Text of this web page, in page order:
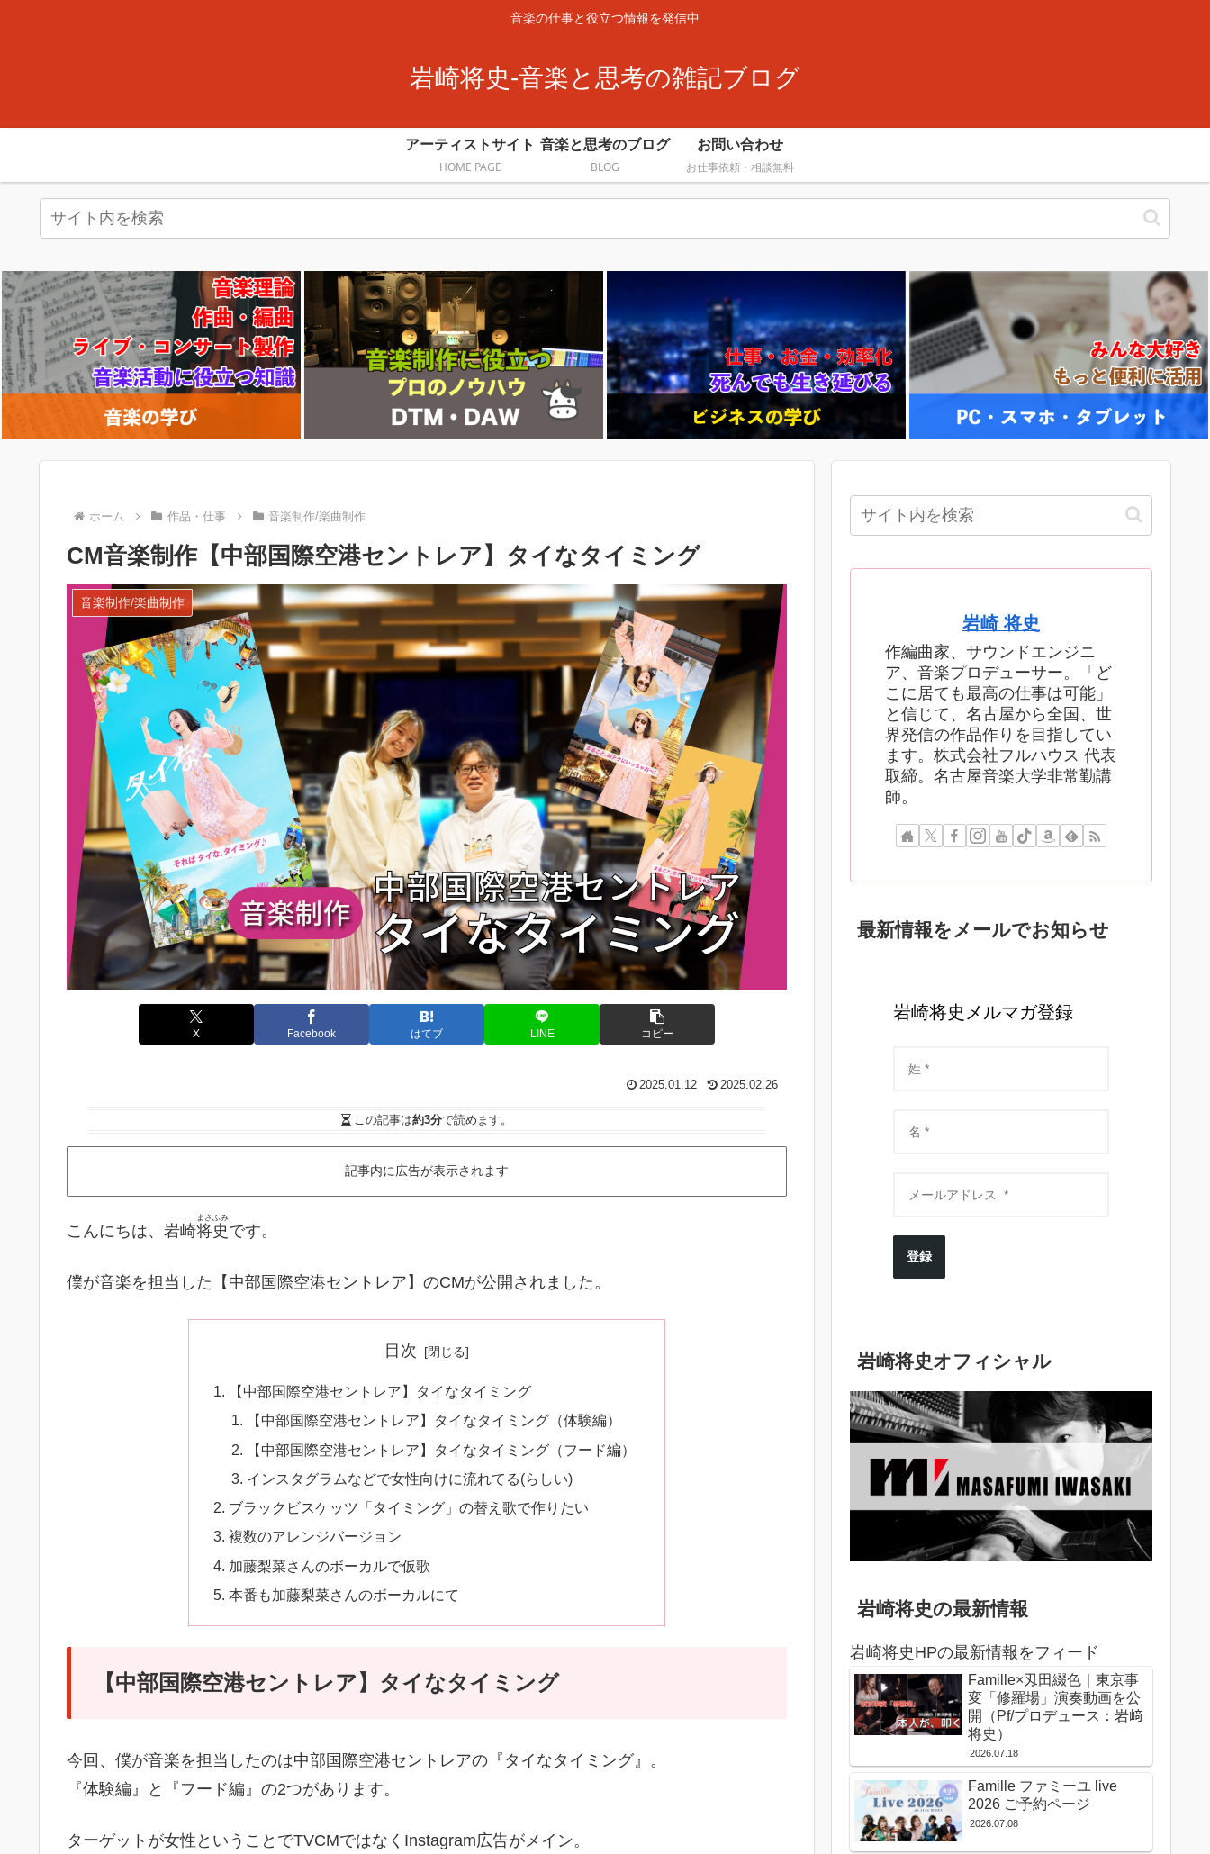
音楽の仕事と役立つ情報を発信中
岩崎将史-音楽と思考の雑記ブログ
アーティストサイト
HOME PAGE
音楽と思考のブログ
BLOG
お問い合わせ
お仕事依頼・相談無料
ホーム 作品・仕事 音楽制作/楽曲制作
CM音楽制作【中部国際空港セントレア】タイなタイミング
音楽制作/楽曲制作
X Facebook はてブ LINE コピー
2025.01.12 2025.02.26
この記事は約3分で読めます。
記事内に広告が表示されます
こんにちは、岩崎将史
まさふみ
です。
僕が音楽を担当した【中部国際空港セントレア】のCMが公開されました。
目次
【中部国際空港セントレア】タイなタイミング
【中部国際空港セントレア】タイなタイミング（体験編）
【中部国際空港セントレア】タイなタイミング（フード編）
インスタグラムなどで女性向けに流れてる(らしい)
ブラックビスケッツ「タイミング」の替え歌で作りたい
複数のアレンジバージョン
加藤梨菜さんのボーカルで仮歌
本番も加藤梨菜さんのボーカルにて
【中部国際空港セントレア】タイなタイミング
今回、僕が音楽を担当したのは中部国際空港セントレアの『タイなタイミング』。
『体験編』と『フード編』の2つがあります。
ターゲットが女性ということでTVCMではなくInstagram広告がメイン。
岩崎 将史
作編曲家、サウンドエンジニ
ア、音楽プロデューサー。「ど
こに居ても最高の仕事は可能」
と信じて、名古屋から全国、世
界発信の作品作りを目指してい
ます。株式会社フルハウス 代表
取締。名古屋音楽大学非常勤講
師。
最新情報をメールでお知らせ
岩崎将史メルマガ登録
登録
岩崎将史オフィシャル
岩崎将史の最新情報
岩崎将史HPの最新情報をフィード
Famille×刄田綴色｜東京事
変「修羅場」演奏動画を公
開（Pf/プロデュース：岩﨑
将史）
2026.07.18
Famille ファミーユ live
2026 ご予約ページ
2026.07.08